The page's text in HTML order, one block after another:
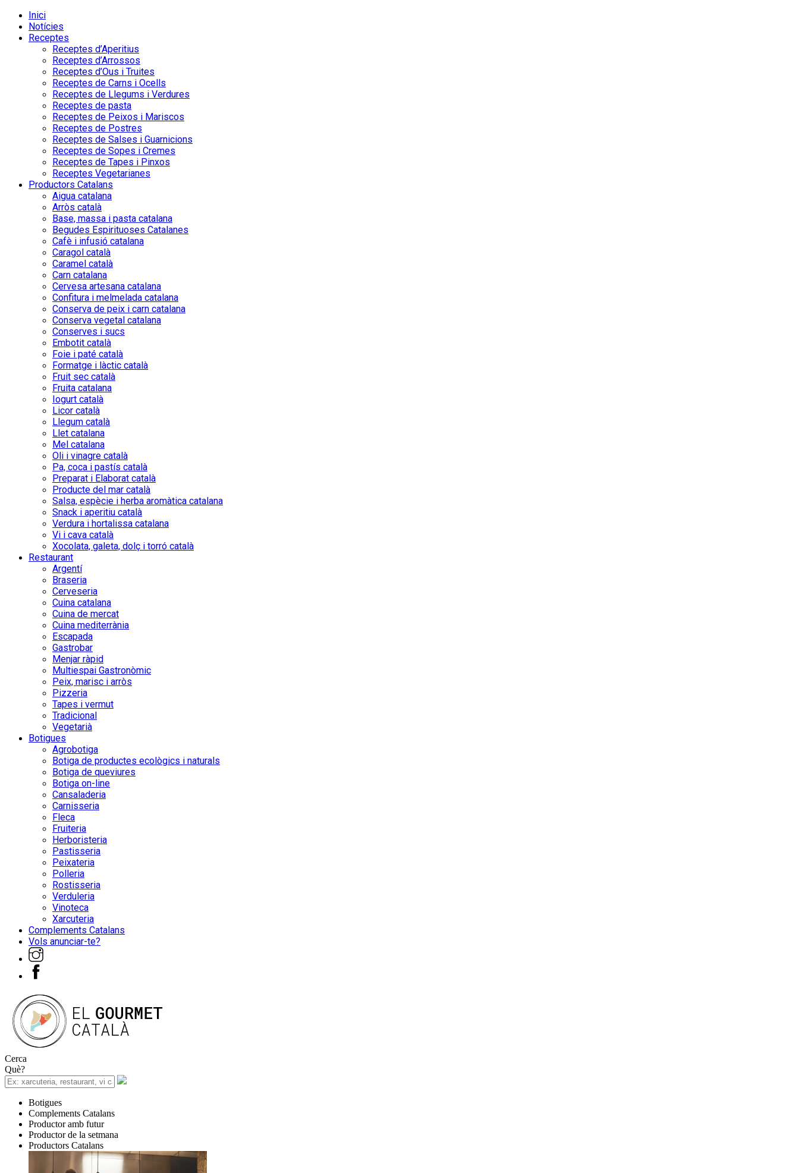
Inici
Notícies
Receptes
Receptes d’Aperitius
Receptes d’Arrossos
Receptes d’Ous i Truites
Receptes de Carns i Ocells
Receptes de Llegums i Verdures
Receptes de pasta
Receptes de Peixos i Mariscos
Receptes de Postres
Receptes de Salses i Guarnicions
Receptes de Sopes i Cremes
Receptes de Tapes i Pinxos
Receptes Vegetarianes
Productors Catalans
Aigua catalana
Arròs català
Base, massa i pasta catalana
Begudes Espirituoses Catalanes
Cafè i infusió catalana
Caragol català
Caramel català
Carn catalana
Cervesa artesana catalana
Confitura i melmelada catalana
Conserva de peix i carn catalana
Conserva vegetal catalana
Conserves i sucs
Embotit català
Foie i paté català
Formatge i làctic català
Fruit sec català
Fruita catalana
Iogurt català
Licor català
Llegum català
Llet catalana
Mel catalana
Oli i vinagre català
Pa, coca i pastís català
Preparat i Elaborat català
Producte del mar català
Salsa, espècie i herba aromàtica catalana
Snack i aperitiu català
Verdura i hortalissa catalana
Vi i cava català
Xocolata, galeta, dolç i torró català
Restaurant
Argentí
Braseria
Cerveseria
Cuina catalana
Cuina de mercat
Cuina mediterrània
Escapada
Gastrobar
Menjar ràpid
Multiespai Gastronòmic
Peix, marisc i arròs
Pizzeria
Tapes i vermut
Tradicional
Vegetarià
Botigues
Agrobotiga
Botiga de productes ecològics i naturals
Botiga de queviures
Botiga on-line
Cansaladeria
Carnisseria
Fleca
Fruiteria
Herboristeria
Pastisseria
Peixateria
Polleria
Rostisseria
Verduleria
Vinoteca
Xarcuteria
Complements Catalans
Vols anunciar-te?
Cerca
Què?
Botigues
Complements Catalans
Productor amb futur
Productor de la setmana
Productors Catalans